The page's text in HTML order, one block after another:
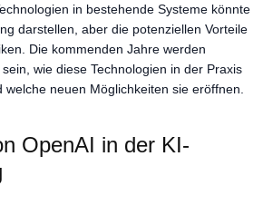
in bestehende Systeme könnte
darstellen, aber die potenziellen Vorteile
Die kommenden Jahre werden
wie diese Technologien in der Praxis
neuen Möglichkeiten sie eröffnen.
OpenAI in der KI-